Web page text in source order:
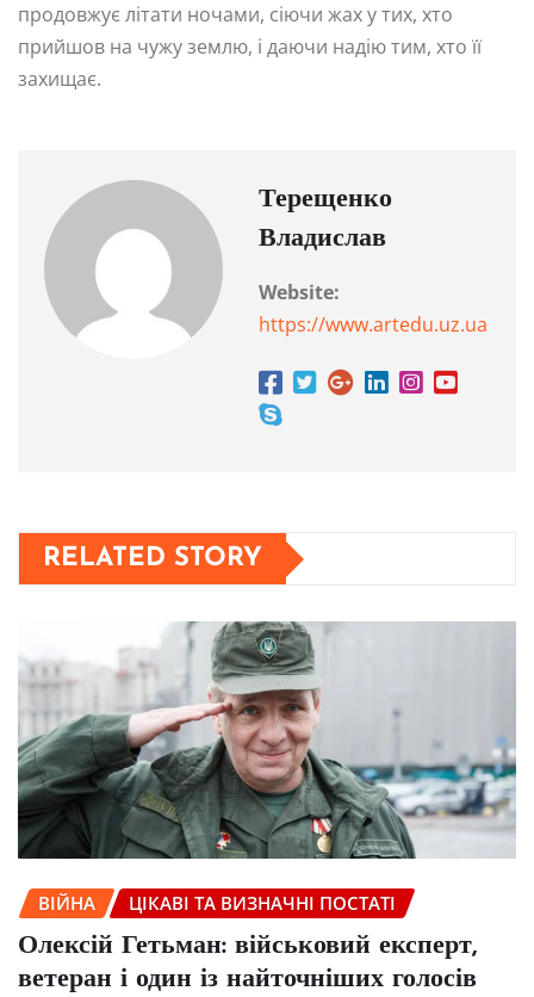
продовжує літати ночами, сіючи жах у тих, хто
прийшов на чужу землю, і даючи надію тим, хто її
захищає.
Терещенко
Владислав
Website:
https://www.artedu.uz.ua
RELATED STORY
ВІЙНА ЦІКАВІ ТА ВИЗНАЧНІ ПОСТАТІ
Олексій Гетьман: військовий експерт,
ветеран і один із найточніших голосів